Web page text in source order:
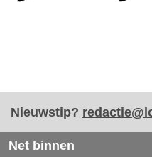
Nieuwstip?
Net binnen